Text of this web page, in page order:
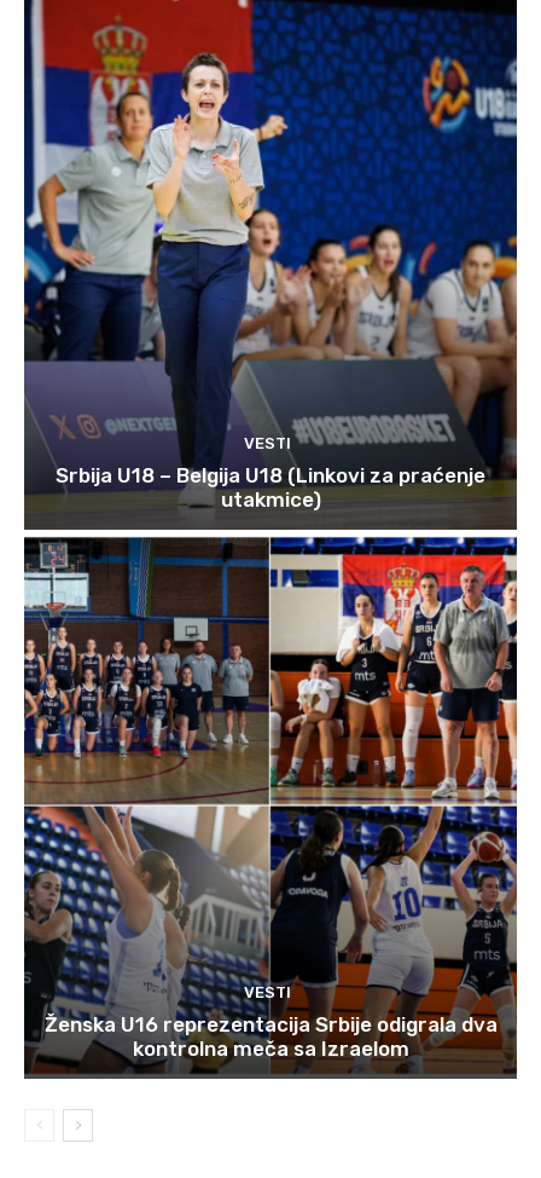
VESTI
Srbija U18 – Belgija U18 (Linkovi za praćenje
utakmice)
VESTI
Ženska U16 reprezentacija Srbije odigrala dva
kontrolna meča sa Izraelom